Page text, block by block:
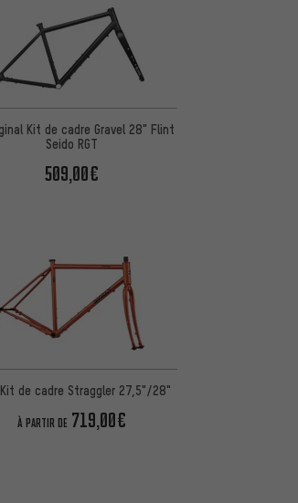
Kit de cadre Gravel 28" Flint
Seido RGT
509,00€
de cadre Straggler 27,5"/28"
À PARTIR DE 719,00€